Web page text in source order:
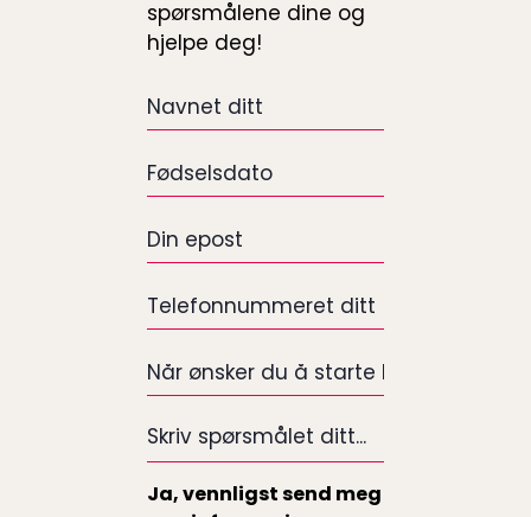
spørsmålene dine og
hjelpe deg!
Navnet
ditt
Fødselsdato
Din
epost
Telefonnummeret
ditt
Når
ønsker
å
behandlingen
Skriv
spørsmålet
ditt...
Ja, vennligst send meg